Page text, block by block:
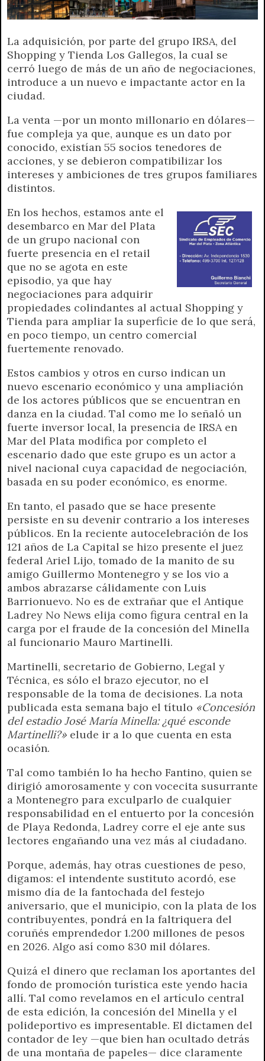
p
m
k
e
k
i
n
d
l
y
La adquisición, por parte del grupo IRSA, del
Shopping y Tienda Los Gallegos, la cual se
cerró luego de más de un año de negociaciones,
introduce a un nuevo e impactante actor en la
ciudad.
La venta —por un monto millonario en dólares—
fue compleja ya que, aunque es un dato por
conocido, existían 55 socios tenedores de
acciones, y se debieron compatibilizar los
intereses y ambiciones de tres grupos familiares
distintos.
En los hechos, estamos ante el
desembarco en Mar del Plata
de un grupo nacional con
fuerte presencia en el retail
que no se agota en este
episodio, ya que hay
negociaciones para adquirir
propiedades colindantes al actual Shopping y
Tienda para ampliar la superficie de lo que será,
en poco tiempo, un centro comercial
fuertemente renovado.
Estos cambios y otros en curso indican un
nuevo escenario económico y una ampliación
de los actores públicos que se encuentran en
danza en la ciudad. Tal como me lo señaló un
fuerte inversor local, la presencia de IRSA en
Mar del Plata modifica por completo el
escenario dado que este grupo es un actor a
nivel nacional cuya capacidad de negociación,
basada en su poder económico, es enorme.
En tanto, el pasado que se hace presente
persiste en su devenir contrario a los intereses
públicos. En la reciente autocelebración de los
121 años de La Capital se hizo presente el juez
federal Ariel Lijo, tomado de la manito de su
amigo Guillermo Montenegro y se los vio a
ambos abrazarse cálidamente con Luis
Barrionuevo. No es de extrañar que el Antique
Ladrey No News elija como figura central en la
carga por el fraude de la concesión del Minella
al funcionario Mauro Martinelli.
Martinelli, secretario de Gobierno, Legal y
Técnica, es sólo el brazo ejecutor, no el
responsable de la toma de decisiones. La nota
publicada esta semana bajo el título «Concesión
del estadio José María Minella: ¿qué esconde
Martinelli?» elude ir a lo que cuenta en esta
ocasión.
Tal como también lo ha hecho Fantino, quien se
dirigió amorosamente y con vocecita susurrante
a Montenegro para exculparlo de cualquier
responsabilidad en el entuerto por la concesión
de Playa Redonda, Ladrey corre el eje ante sus
lectores engañando una vez más al ciudadano.
Porque, además, hay otras cuestiones de peso,
digamos: el intendente sustituto acordó, ese
mismo día de la fantochada del festejo
aniversario, que el municipio, con la plata de los
contribuyentes, pondrá en la faltriquera del
coruñés emprendedor 1.200 millones de pesos
en 2026. Algo así como 830 mil dólares.
Quizá el dinero que reclaman los aportantes del
fondo de promoción turística este yendo hacia
allí. Tal como revelamos en el artículo central
de esta edición, la concesión del Minella y el
polideportivo es impresentable. El dictamen del
contador de ley —que bien han ocultado detrás
de una montaña de papeles— dice claramente